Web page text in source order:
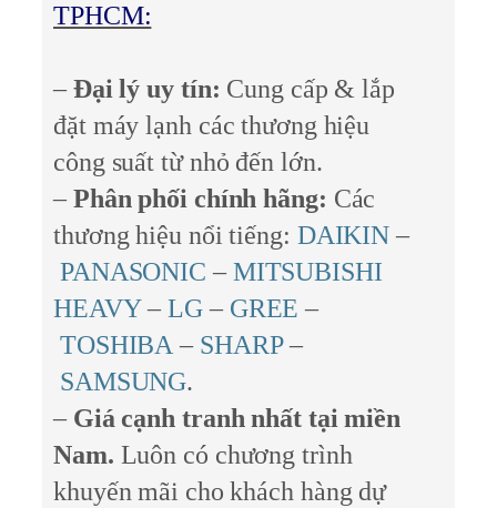
TPHCM:
–Đại lý uy tín: Cung cấp & lắp
đặt máy lạnh các thương hiệu
công suất từ nhỏ đến lớn.
–Phân phối chính hãng: Các
thương hiệu nổi tiếng: DAIKIN–
PANASONIC –MITSUBISHI
HEAVY–LG– GREE –
TOSHIBA – SHARP–
SAMSUNG.
– Giá cạnh tranh nhất tại miền
Nam. Luôn có chương trình
khuyến mãi cho khách hàng dự